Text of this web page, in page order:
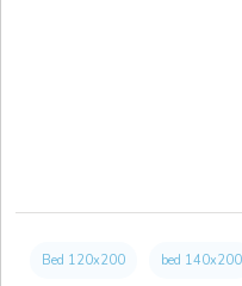
Bed 120x200 bed 140x200